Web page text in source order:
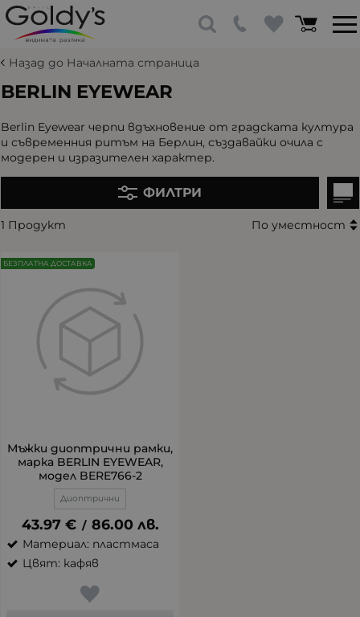
Назад до Началната страница
BERLIN EYEWEAR
Berlin Eyewear черпи вдъхновение от градската култура
и съвременния ритъм на Берлин, създавайки очила с
модерен и изразителен характер.
ФИЛТРИ
1 Продукт По уместност
Мъжки диоптрични рамки,
марка BERLIN EYEWEAR,
модел BERE766-2
Диоптрични
43.97 € / 86.00 лв.
Материал: пластмаса
Цвят: кафяв
БЕЗПЛАТНА ДОСТАВКА